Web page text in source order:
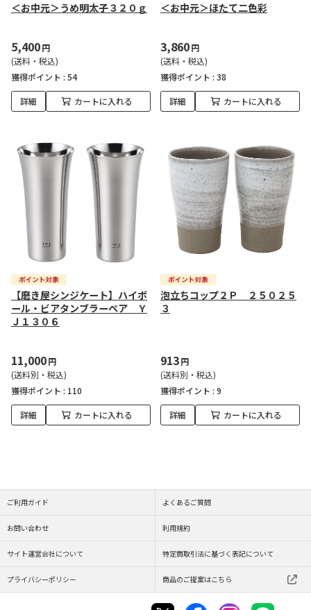
＜お中元＞うめ明太子３２０ｇ
5,400円
(送料・税込)
獲得ポイント : 54
詳細 カートに入れる
＜お中元＞ほたて二色彩
3,860円
(送料・税込)
獲得ポイント : 38
詳細 カートに入れる
【磨き屋シンジケート】ハイボ
ール・ビアタンブラーペア Ｙ
Ｊ１３０６
11,000円
(送料別・税込)
獲得ポイント : 110
詳細 カートに入れる
泡立ちコップ２Ｐ ２５０２５
３
913円
(送料別・税込)
獲得ポイント : 9
詳細 カートに入れる
ご利用ガイド よくあるご質問
お問い合わせ 利用規約
サイト運営会社について 特定商取引法に基づく表記について
プライバシーポリシー 商品のご提案はこちら